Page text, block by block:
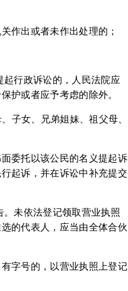
作出或者未作出处理的；
行政诉讼的，人民法院应
护或者应予考虑的除外。
子女、兄弟姐妹、祖父母、
委托以该公民的名义提起诉
起诉，并在诉讼中补充提交
未依法登记领取营业执照
的代表人，应当由全体合伙
字号的，以营业执照上登记